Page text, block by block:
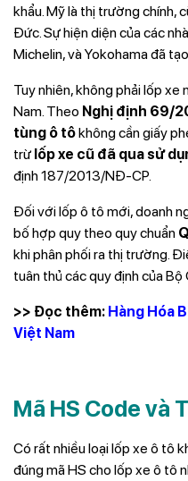
khẩu. Mỹ là thị trường chính,
Đức. Sự hiện diện của các
Michelin, và Yokohama đã
Tuy nhiên, không phải lốp
Nam. Theo Nghị định 69/
tùng ô tôkhông cần giấy
trừ lốp xe cũ đã qua sử
định 187/2013/NĐ-CP.
Đối với lốp ô tô mới, doanh
bố hợp quy theo quy chuẩn
khi phân phối ra thị trường.
tuân thủ các quy định của Bộ
>> Đọc thêm: Hàng Hóa
Việt Nam
Mã HS Code và
Có rất nhiều loại lốp xe ô tô
đúng mã HS cho lốp xe ô tô